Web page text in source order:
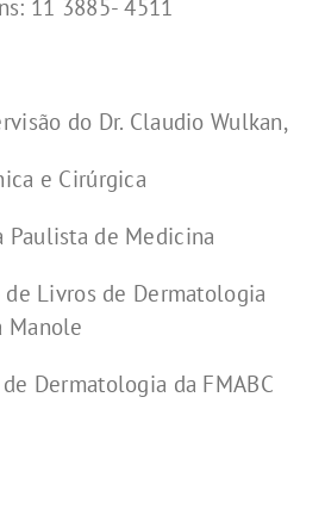
11 3885- 4511
do Dr. Claudio Wulkan,
e Cirúrgica
Paulista de Medicina
Livros de Dermatologia
Manole
Dermatologia da FMABC